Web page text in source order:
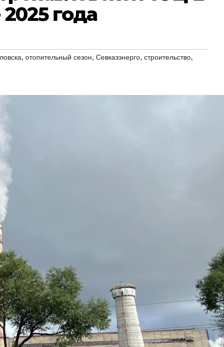
года
, отопительный сезон, Севказэнерго, строительство,